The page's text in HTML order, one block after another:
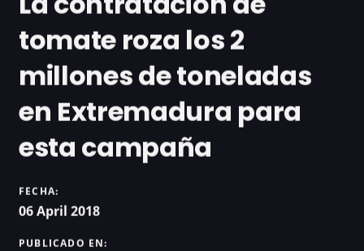
tomate roza los 2
millones de toneladas
en Extremadura para
esta campaña
FECHA:
06 April 2018
PUBLICADO EN: